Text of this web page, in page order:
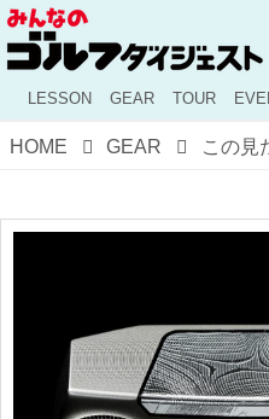
LESSON GEAR TOUR
HOME GEAR